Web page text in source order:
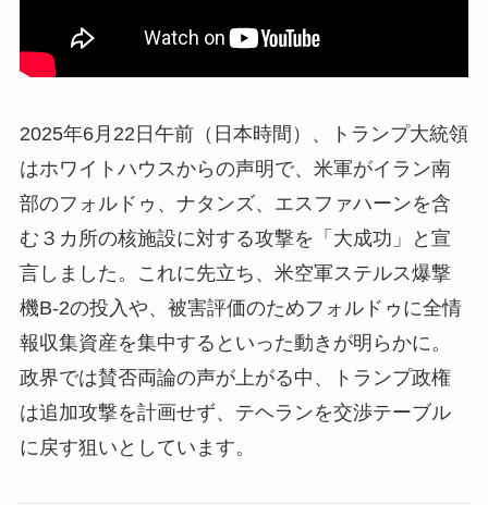
2025年6月22日午前（日本時間）、トランプ大統領
はホワイトハウスからの声明で、米軍がイラン南
部のフォルドゥ、ナタンズ、エスファハーンを含
む３カ所の核施設に対する攻撃を「大成功」と宣
言しました。これに先立ち、米空軍ステルス爆撃
機B-2の投入や、被害評価のためフォルドゥに全情
報収集資産を集中するといった動きが明らかに。
政界では賛否両論の声が上がる中、トランプ政権
は追加攻撃を計画せず、テヘランを交渉テーブル
に戻す狙いとしています。